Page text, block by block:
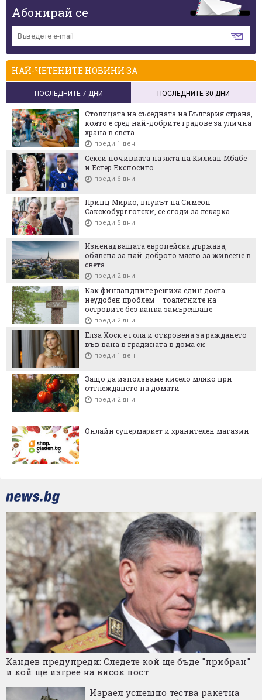
Абонирай се
НАЙ-ЧЕТЕНИТЕ НОВИНИ ЗА
ПОСЛЕДНИТЕ 7 ДНИ ПОСЛЕДНИТЕ 30 ДНИ
Столицата на съседната на България страна,
която е сред най-добрите градове за улична
храна в света
преди 1 ден
Секси почивката на яхта на Килиан Мбабе
и Естер Експосито
преди 6 дни
Принц Мирко, внукът на Симеон
Сакскобургготски, се сгоди за лекарка
преди 5 дни
Изненадващата европейска държава,
обявена за най-доброто място за живеене в
света
преди 2 дни
Как финландците решиха един доста
неудобен проблем – тоалетните на
островите без капка замърсяване
преди 2 дни
Елза Хоск е гола и откровена за раждането
във вана в градината в дома си
преди 1 ден
Защо да използваме кисело мляко при
отглеждането на домати
преди 2 дни
Онлайн супермаркет и хранителен магазин
Кандев предупреди: Следете кой ще бъде "прибран"
и кой ще изгрее на висок пост
Израел успешно тества ракетна